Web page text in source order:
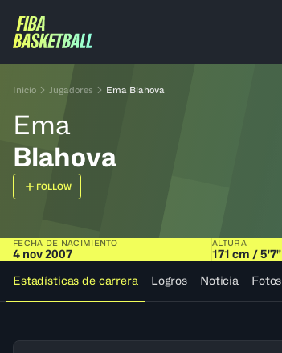
Inicio Jugadores Ema Blahova
Ema
Blahova
FOLLOW
FECHA DE NACIMIENTO
4 nov 2007
ALTURA
171 cm / 5'7"
Estadísticas de carrera
Logros Noticia Fotos